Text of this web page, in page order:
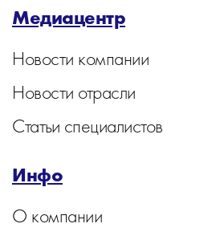
Медиацентр
Новости компании
Новости отрасли
Статьи специалистов
Инфо
О компании